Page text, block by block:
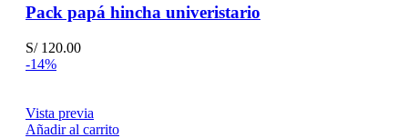
Pack papá hincha univeristario
S/120.00
-14%
Vista previa
Añadir al carrito